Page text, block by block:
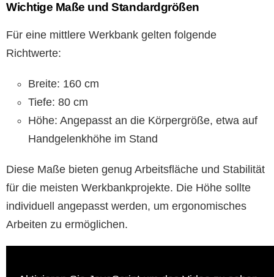
Wichtige Maße und Standardgrößen
Für eine mittlere Werkbank gelten folgende
Richtwerte:
Breite: 160 cm
Tiefe: 80 cm
Höhe: Angepasst an die Körpergröße, etwa auf
Handgelenkhöhe im Stand
Diese Maße bieten genug Arbeitsfläche und Stabilität
für die meisten Werkbankprojekte. Die Höhe sollte
individuell angepasst werden, um ergonomisches
Arbeiten zu ermöglichen.